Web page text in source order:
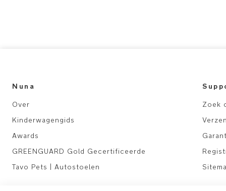
Nuna
Over
Kinderwagengids
Awards
GREENGUARD Gold Gecertificeerde
Tavo Pets | Autostoelen
Zoek